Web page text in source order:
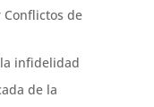
Conflictos de
infidelidad
de la